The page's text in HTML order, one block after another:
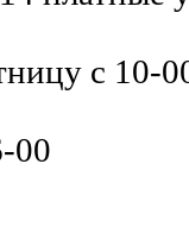
с 10-
00